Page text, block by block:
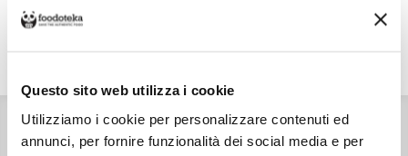
Questo sito web utilizza i cookie
Utilizziamo i cookie per personalizzare contenuti ed
annunci, per fornire funzionalità dei social media e per
Per Chocolate For Family è €7,00, gratuito da €50,00. Se continui ad
acquistare, ciò che spendi in più dopo gli €50,00 concorre a generare uno
sconto sulle spese di spedizione di altre botteghe.
INGREDIENTI
Cioccolato fondente 70% [Massa di cacao, zucchero, burro
di cacao] amarene candite [amarene, zucchero] (possibile